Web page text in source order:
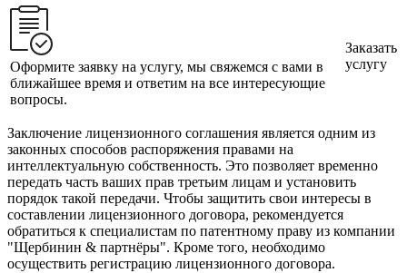
Оформите заявку на услугу, мы свяжемся с вами в
ближайшее время и ответим на все интересующие
вопросы.
Заказать
услугу
Заключение лицензионного соглашения является одним из
законных способов распоряжения правами на
интеллектуальную собственность. Это позволяет временно
передать часть ваших прав третьим лицам и установить
порядок такой передачи. Чтобы защитить свои интересы в
составлении лицензионного договора, рекомендуется
обратиться к специалистам по патентному праву из компании
"Щербинин & партнёры". Кроме того, необходимо
осуществить регистрацию лицензионного договора.